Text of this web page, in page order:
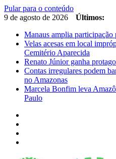
Pular para o conteúdo
9 de agosto de 2026
Últimos:
Manaus amplia
Velas acesas em local
Cemitério Aparecida
Renato Júnior ganha
Contas irregulares podem
no Amazonas
Marcela Bonfim leva
Paulo